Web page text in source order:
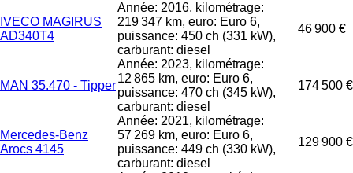
IVECO MAGIRUS
AD340T4
Année: 2016, kilométrage:
219 347 km, euro: Euro 6,
puissance: 450 ch (331 kW),
carburant: diesel
46 900 €
MAN 35.470 - Tipper
Année: 2023, kilométrage:
12 865 km, euro: Euro 6,
puissance: 470 ch (345 kW),
carburant: diesel
174 500 €
Mercedes-Benz
Arocs 4145
Année: 2021, kilométrage:
57 269 km, euro: Euro 6,
puissance: 449 ch (330 kW),
carburant: diesel
129 900 €